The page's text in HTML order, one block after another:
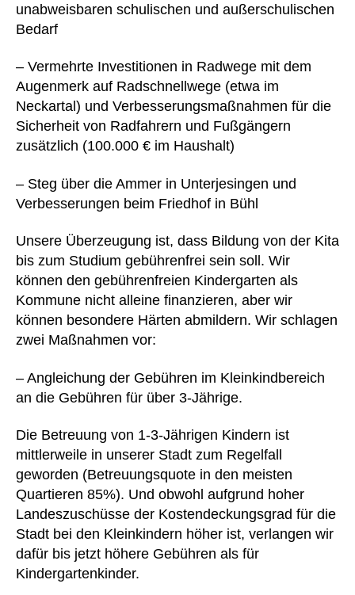
unabweisbaren schulischen und außerschulischen
Bedarf
– Vermehrte Investitionen in Radwege mit dem
Augenmerk auf Radschnellwege (etwa im
Neckartal) und Verbesserungsmaßnahmen für die
Sicherheit von Radfahrern und Fußgängern
zusätzlich (100.000 € im Haushalt)
– Steg über die Ammer in Unterjesingen und
Verbesserungen beim Friedhof in Bühl
Unsere Überzeugung ist, dass Bildung von der Kita
bis zum Studium gebührenfrei sein soll. Wir
können den gebührenfreien Kindergarten als
Kommune nicht alleine finanzieren, aber wir
können besondere Härten abmildern. Wir schlagen
zwei Maßnahmen vor:
– Angleichung der Gebühren im Kleinkindbereich
an die Gebühren für über 3-Jährige.
Die Betreuung von 1-3-Jährigen Kindern ist
mittlerweile in unserer Stadt zum Regelfall
geworden (Betreuungsquote in den meisten
Quartieren 85%). Und obwohl aufgrund hoher
Landeszuschüsse der Kostendeckungsgrad für die
Stadt bei den Kleinkindern höher ist, verlangen wir
dafür bis jetzt höhere Gebühren als für
Kindergartenkinder.